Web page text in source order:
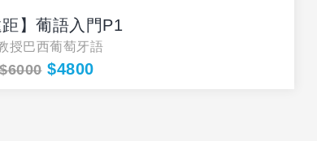
距】葡語入門P1
授巴西葡萄牙語
$4800